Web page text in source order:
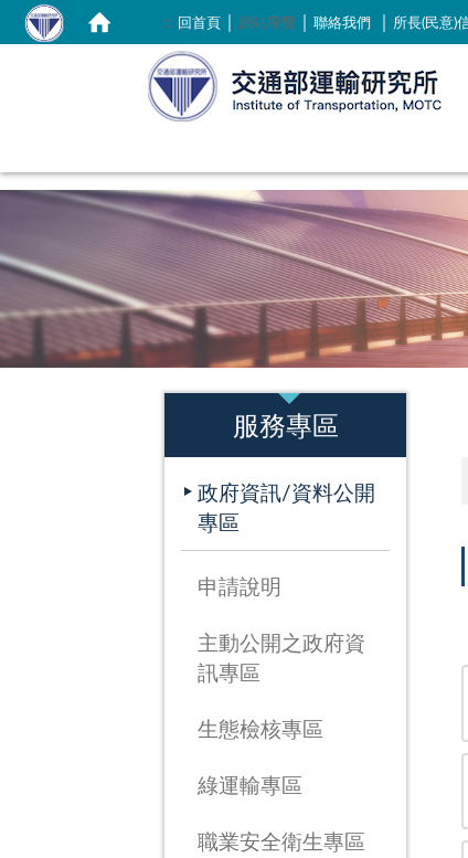
::: 回首頁｜ 網站導覽 聯絡我們｜ 所長(民意)
服務專區
政府資訊/資料公開
專區
申請說明
主動公開之政府資
訊專區
生態檢核專區
綠運輸專區
職業安全衛生專區